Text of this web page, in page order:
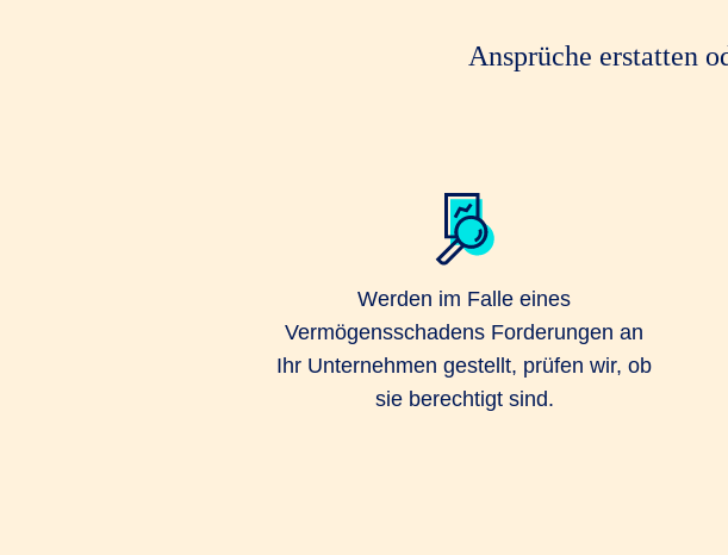
Ansprüche erstatten
Werden im Falle eines
Vermögensschadens Forderungen an
Ihr Unternehmen gestellt, prüfen wir, ob
sie berechtigt sind.